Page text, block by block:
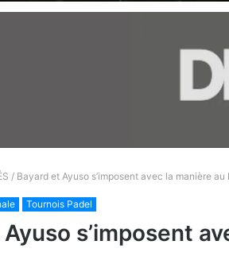
/ Bayard et Ayuso s’imposent avec la manière
Tournois Padel
s’imposent